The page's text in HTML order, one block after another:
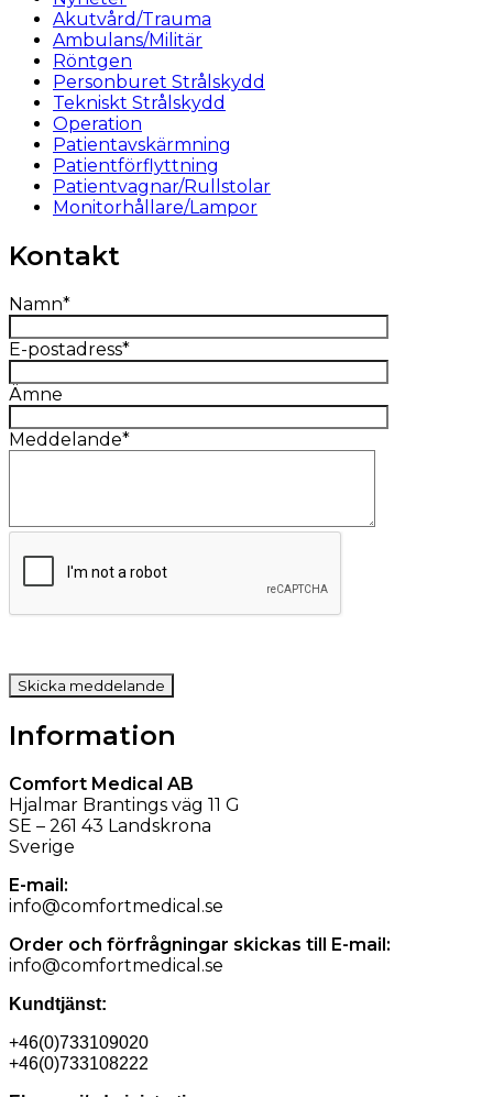
Akutvård/Trauma
Ambulans/Militär
Röntgen
Personburet Strålskydd
Tekniskt Strålskydd
Operation
Patientavskärmning
Patientförflyttning
Patientvagnar/Rullstolar
Monitorhållare/Lampor
Kontakt
Namn*
E-postadress*
Ämne
Meddelande*
Information
Comfort Medical AB
Hjalmar Brantings väg 11 G
SE – 261 43 Landskrona
Sverige
E-mail:
info@comfortmedical.se
Order och förfrågningar skickas till E-mail:
info@comfortmedical.se
Kundtjänst:
+46(0)733109020
+46(0)733108222